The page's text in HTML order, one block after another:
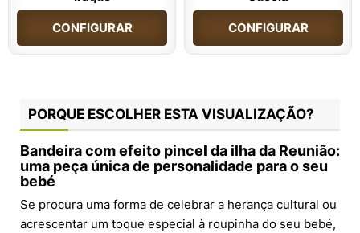
CONFIGURAR CONFIGURAR
PORQUE ESCOLHER ESTA VISUALIZAÇÃO?
Bandeira com efeito pincel da ilha da Reunião:
uma peça única de personalidade para o seu
bebé
Se procura uma forma de celebrar a herança cultural ou
acrescentar um toque especial à roupinha do seu bebé,